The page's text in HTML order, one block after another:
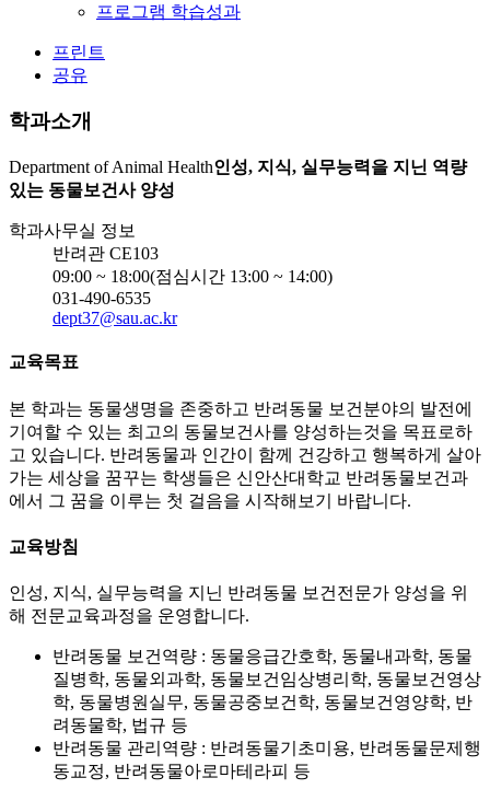
프로그램 학습성과
프린트
공유
학과소개
Department of Animal Health인성, 지식, 실무능력을 지닌 역량
있는 동물보건사 양성
학과사무실 정보
반려관 CE103
09:00 ~ 18:00(점심시간 13:00 ~ 14:00)
031-490-6535
dept37@sau.ac.kr
교육목표
본 학과는 동물생명을 존중하고 반려동물 보건분야의 발전에
기여할 수 있는 최고의 동물보건사를 양성하는것을 목표로하
고 있습니다. 반려동물과 인간이 함께 건강하고 행복하게 살아
가는 세상을 꿈꾸는 학생들은 신안산대학교 반려동물보건과
에서 그 꿈을 이루는 첫 걸음을 시작해보기 바랍니다.
교육방침
인성, 지식, 실무능력을 지닌 반려동물 보건전문가 양성을 위
해 전문교육과정을 운영합니다.
반려동물 보건역량 : 동물응급간호학, 동물내과학, 동물
질병학, 동물외과학, 동물보건임상병리학, 동물보건영상
학, 동물병원실무, 동물공중보건학, 동물보건영양학, 반
려동물학, 법규 등
반려동물 관리역량 : 반려동물기초미용, 반려동물문제행
동교정, 반려동물아로마테라피 등